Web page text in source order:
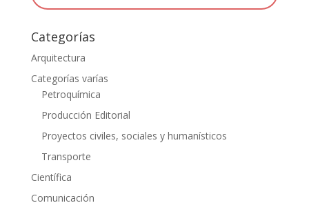
Categorías
Arquitectura
Categorías varías
Petroquímica
Producción Editorial
Proyectos civiles, sociales y humanísticos
Transporte
Científica
Comunicación